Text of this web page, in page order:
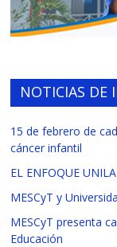
NOTICIAS DE
15 de febrero de
cáncer infantil
EL ENFOQUE
MESCyT y
MESCyT presenta
Educación